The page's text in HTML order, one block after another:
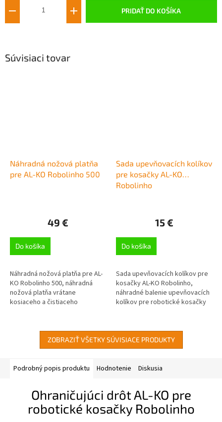
PRIDAŤ DO KOŠÍKA
Súvisiaci tovar
Náhradná nožová platňa
pre AL-KO Robolinho 500
49 €
Do košíka
Náhradná nožová platňa pre AL-
KO Robolinho 500, náhradná
nožová platňa vrátane
kosiaceho a čistiaceho
Sada upevňovacích kolíkov
pre kosačky AL-KO
Robolinho
15 €
Do košíka
Sada upevňovacích kolíkov pre
kosačky AL-KO Robolinho,
náhradné balenie upevňovacích
kolíkov pre robotické kosačky
ZOBRAZIŤ VŠETKY SÚVISIACE PRODUKTY
Podrobný popis produktu Hodnotenie Diskusia
Ohraničujúci drôt AL-KO pre
robotické kosačky Robolinho